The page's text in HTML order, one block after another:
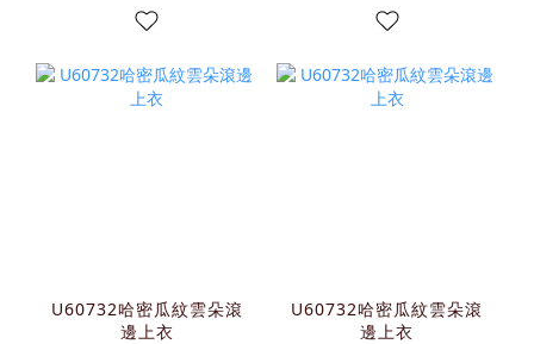
U60732哈密瓜紋雲朵滾
邊上衣
U60732哈密瓜紋雲朵滾
邊上衣